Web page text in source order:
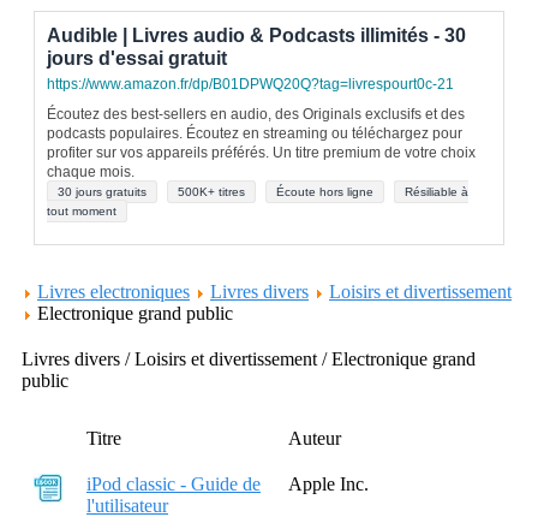
Audible | Livres audio & Podcasts illimités - 30
jours d'essai gratuit
https://www.amazon.fr/dp/B01DPWQ20Q?tag=livrespourt0c-21
Écoutez des best-sellers en audio, des Originals exclusifs et des
podcasts populaires. Écoutez en streaming ou téléchargez pour
profiter sur vos appareils préférés. Un titre premium de votre choix
chaque mois.
30 jours gratuits 500K+ titres Écoute hors ligne
Résiliable à
tout moment
Livres electroniques Livres divers
Loisirs et divertissement
Electronique grand public
Livres divers / Loisirs et divertissement / Electronique grand
public
Titre Auteur
iPod classic - Guide de
l'utilisateur
Apple Inc.